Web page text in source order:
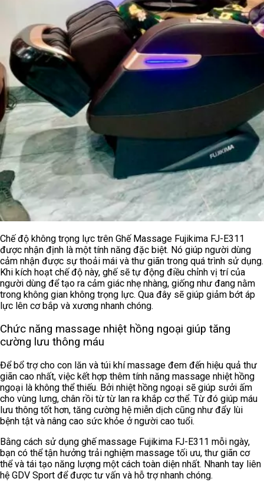
Chế độ không trọng lực trên Ghế Massage Fujikima FJ-E311
được nhận định là một tính năng đặc biệt. Nó giúp người dùng
cảm nhận được sự thoải mái và thư giãn trong quá trình sử dụng.
Khi kích hoạt chế độ này, ghế sẽ tự động điều chỉnh vị trí của
người dùng để tạo ra cảm giác nhẹ nhàng, giống như đang nằm
trong không gian không trọng lực. Qua đây sẽ giúp giảm bớt áp
lực lên cơ bắp và xương nhanh chóng.
Chức năng massage nhiệt hồng ngoại giúp tăng
cường lưu thông máu
Để bổ trợ cho con lăn và túi khí massage đem đến hiệu quả thư
giãn cao nhất, việc kết hợp thêm tính năng massage nhiệt hồng
ngoại là không thể thiếu. Bởi nhiệt hồng ngoại sẽ giúp sưởi ấm
cho vùng lưng, chân rồi từ từ lan ra khắp cơ thể. Từ đó giúp máu
lưu thông tốt hơn, tăng cường hệ miễn dịch cũng như đẩy lùi
bệnh tật và nâng cao sức khỏe ở người cao tuổi.
Bằng cách sử dụng ghế massage Fujikima FJ-E311 mỗi ngày,
bạn có thể tận hưởng trải nghiệm massage tối ưu, thư giãn cơ
thể và tái tạo năng lượng một cách toàn diện nhất. Nhanh tay liên
hệ GDV Sport để được tư vấn và hỗ trợ nhanh chóng.